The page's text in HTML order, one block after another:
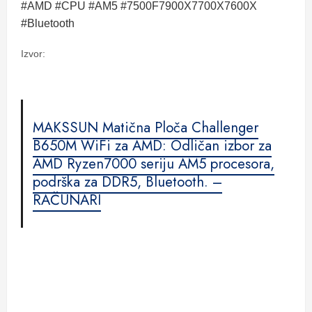
#AMD #CPU #AM5 #7500F7900X7700X7600X
#Bluetooth
Izvor:
MAKSSUN Matična Ploča Challenger
B650M WiFi za AMD: Odličan izbor za
AMD Ryzen7000 seriju AM5 procesora,
podrška za DDR5, Bluetooth. –
RAČUNARI